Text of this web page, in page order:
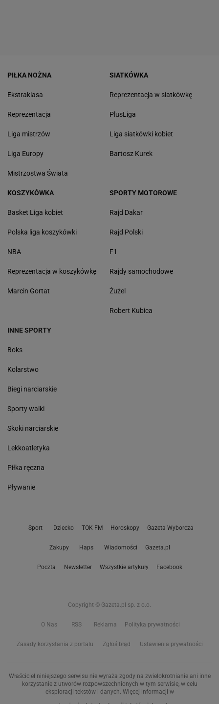
PIŁKA NOŻNA
Ekstraklasa
Reprezentacja
Liga mistrzów
Liga Europy
Mistrzostwa Świata
SIATKÓWKA
Reprezentacja w siatkówkę
PlusLiga
Liga siatkówki kobiet
Bartosz Kurek
KOSZYKÓWKA
Basket Liga kobiet
Polska liga koszykówki
NBA
Reprezentacja w koszykówkę
Marcin Gortat
SPORTY MOTOROWE
Rajd Dakar
Rajd Polski
F1
Rajdy samochodowe
Żużel
Robert Kubica
INNE SPORTY
Boks
Kolarstwo
Biegi narciarskie
Sporty walki
Skoki narciarskie
Lekkoatletyka
Piłka ręczna
Pływanie
Sport Dziecko TOK FM Horoskopy Gazeta Wyborcza
Zakupy Haps Wiadomości Gazeta.pl
Poczta Newsletter Wszystkie artykuły Facebook
Copyright © Gazeta.pl sp. z o.o.
O Nas RSS Reklama Polityka prywatności
Zasady korzystania z portalu Zgłoś błąd Ustawienia prywatności
Właściciel niniejszego serwisu nie wyraża zgody na zwielokrotnianie ani inne
korzystanie z utworów rozpowszechnionych w tym serwisie, w celu
eksploracji tekstów i danych. Więcej informacji w